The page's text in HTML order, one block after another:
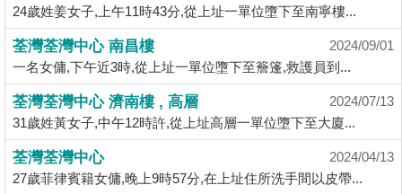
地
產
博
客
地
產
新
24歲姓姜女子,上午11時43分,從上址一單位墮下至南寧樓...
荃灣荃灣中心 南昌樓
2024/09/01
一名女傭,下午近3時,從上址一單位墮下至簷篷,救護員到...
荃灣荃灣中心 濟南樓 , 高層
2024/07/13
31歲姓黃女子,中午12時許,從上址高層一單位墮下至大廈...
荃灣荃灣中心
2024/04/13
27歲菲律賓籍女傭,晚上9時57分,在上址住所洗手間以皮帶...